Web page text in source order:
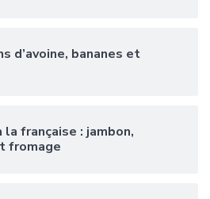
d’avoine, bananes et
française : jambon,
fromage